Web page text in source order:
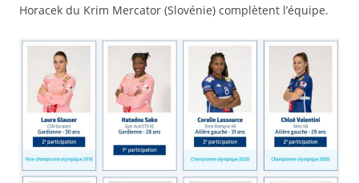
Horacek du Krim Mercator (Slovénie) complètent l’équipe.